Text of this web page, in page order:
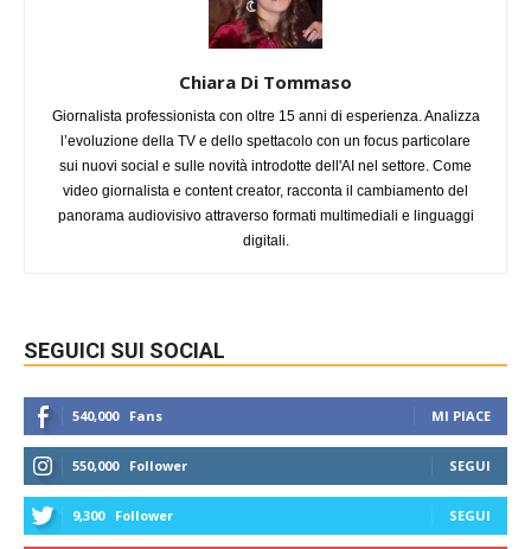
Chiara Di Tommaso
Giornalista professionista con oltre 15 anni di esperienza. Analizza
l’evoluzione della TV e dello spettacolo con un focus particolare
sui nuovi social e sulle novità introdotte dell'AI nel settore. Come
video giornalista e content creator, racconta il cambiamento del
panorama audiovisivo attraverso formati multimediali e linguaggi
digitali.
SEGUICI SUI SOCIAL
540,000 Fans MI PIACE
550,000 Follower SEGUI
9,300 Follower SEGUI